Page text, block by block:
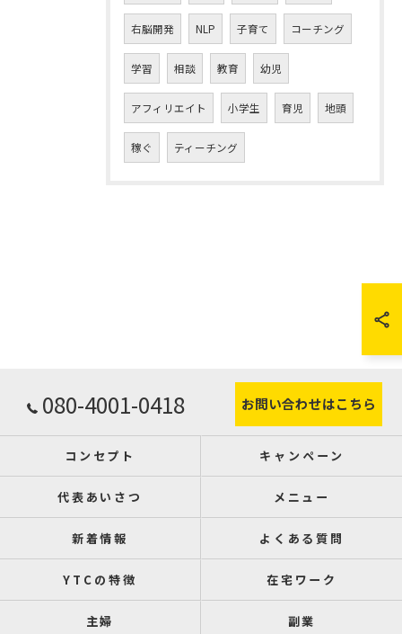
右脳開発 NLP 子育て コーチング
学習 相談 教育 幼児
アフィリエイト 小学生 育児 地頭
稼ぐ ティーチング
080-4001-0418 お問い合わせはこちら
コンセプト キャンペーン
代表あいさつ メニュー
新着情報 よくある質問
YTCの特徴 在宅ワーク
主婦 副業